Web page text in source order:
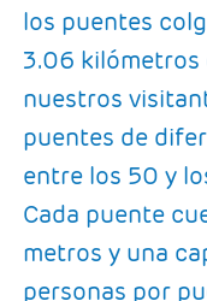
los puentes
3.06 kilómetros
nuestros
puentes de
entre los 50 y
Cada puente
metros y una
personas por